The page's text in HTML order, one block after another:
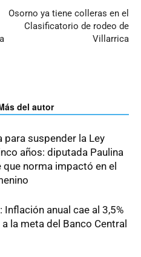
Osorno ya tiene colleras en el
Clasificatorio de rodeo de
Villarrica
del autor
para suspender la Ley
años: diputada Paulina
que norma impactó en el
Inflación anual cae al 3,5%
la meta del Banco Central